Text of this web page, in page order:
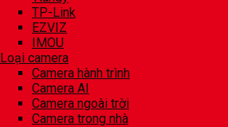
TP-Link
EZVIZ
IMOU
Loại camera
Camera hành trình
Camera AI
Camera ngoài trời
Camera trong nhà